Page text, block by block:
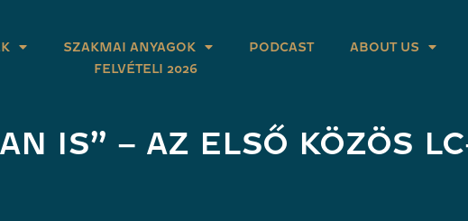
SZAKMAI ANYAGOK PODCAST
ABOUT US
FELVÉTELI 2026
IS” – AZ ELSŐ KÖZÖS